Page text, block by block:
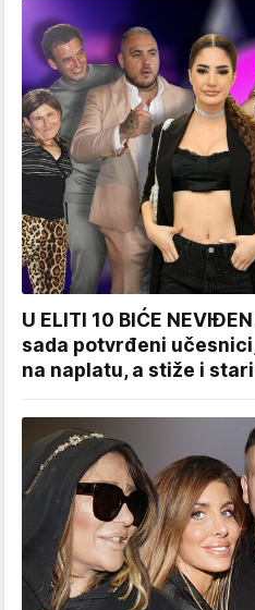
U ELITI 10 BIĆE
sada potvrđeni
na naplatu, a stiže i